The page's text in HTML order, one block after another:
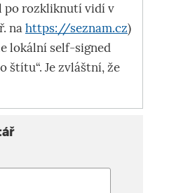
po rozkliknutí vidí v
nahttps://seznam.cz)
lokální self-signed
štítu“. Je zvláštní, že